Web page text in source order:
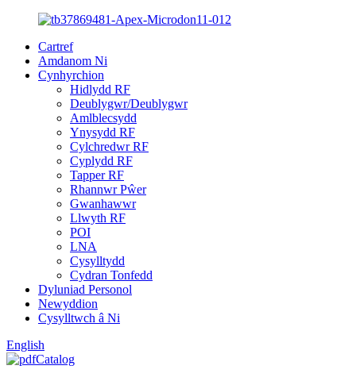
Cartref
Amdanom Ni
Cynhyrchion
Hidlydd RF
Deublygwr/Deublygwr
Amlblecsydd
Ynysydd RF
Cylchredwr RF
Cyplydd RF
Tapper RF
Rhannwr Pŵer
Gwanhawwr
Llwyth RF
POI
LNA
Cysylltydd
Cydran Tonfedd
Dyluniad Personol
Newyddion
Cysylltwch â Ni
English
Catalog